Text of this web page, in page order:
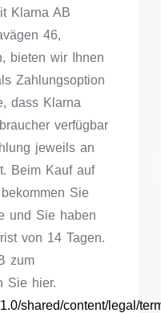
Klarna AB
46,
bieten wir Ihnen
Zahlungsoption
dass Klarna
verfügbar
jeweils an
Beim Kauf auf
Sie
und Sie haben
von 14 Tagen.
zum
Sie hier.
shared/content/legal/